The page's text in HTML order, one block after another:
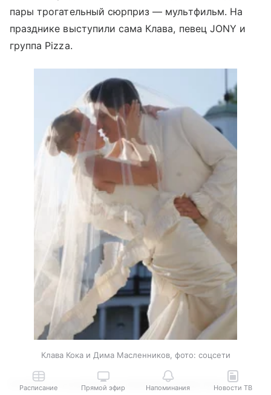
пары трогательный сюрприз — мультфильм. На
празднике выступили сама Клава, певец JONY и
группа Pizza.
Клава Кока и Дима Масленников, фото: соцсети
О своих отношениях и помолвке Клава Кока и
Расписание Прямой эфир Напоминания Новости ТВ